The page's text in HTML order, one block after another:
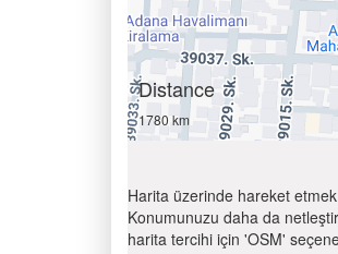
Distance
1780 km
Harita üzerinde hareket etmek
Konumunuzu daha da
harita tercihi için 'OSM'